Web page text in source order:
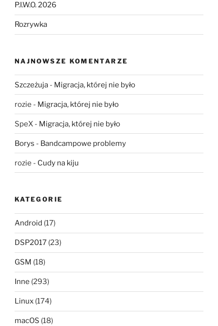
P.I.W.O. 2026
Rozrywka
NAJNOWSZE KOMENTARZE
Szczeżuja - Migracja, której nie było
rozie - Migracja, której nie było
SpeX - Migracja, której nie było
Borys - Bandcampowe problemy
rozie - Cudy na kiju
KATEGORIE
Android (17)
DSP2017 (23)
GSM (18)
Inne (293)
Linux (174)
macOS (18)